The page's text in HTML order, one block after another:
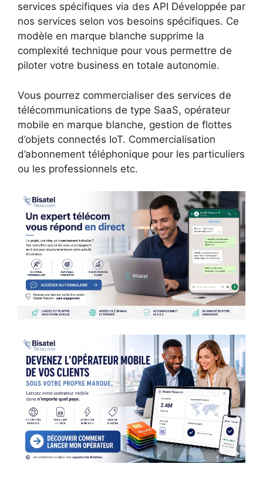
services spécifiques via des API Développée par
nos services selon vos besoins spécifiques. Ce
modèle en marque blanche supprime la
complexité technique pour vous permettre de
piloter votre business en totale autonomie.
Vous pourrez commercialiser des services de
télécommunications de type SaaS, opérateur
mobile en marque blanche, gestion de flottes
d’objets connectés IoT. Commercialisation
d’abonnement téléphonique pour les particuliers
ou les professionnels etc.